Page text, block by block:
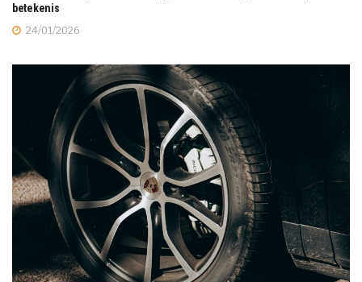
betekenis
24/01/2026